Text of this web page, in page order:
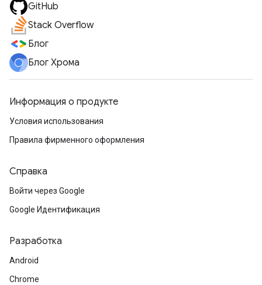
GitHub
Stack Overflow
Блог
Блог Хрома
Информация о продукте
Условия использования
Правила фирменного оформления
Справка
Войти через Google
Google Идентификация
Разработка
Android
Chrome